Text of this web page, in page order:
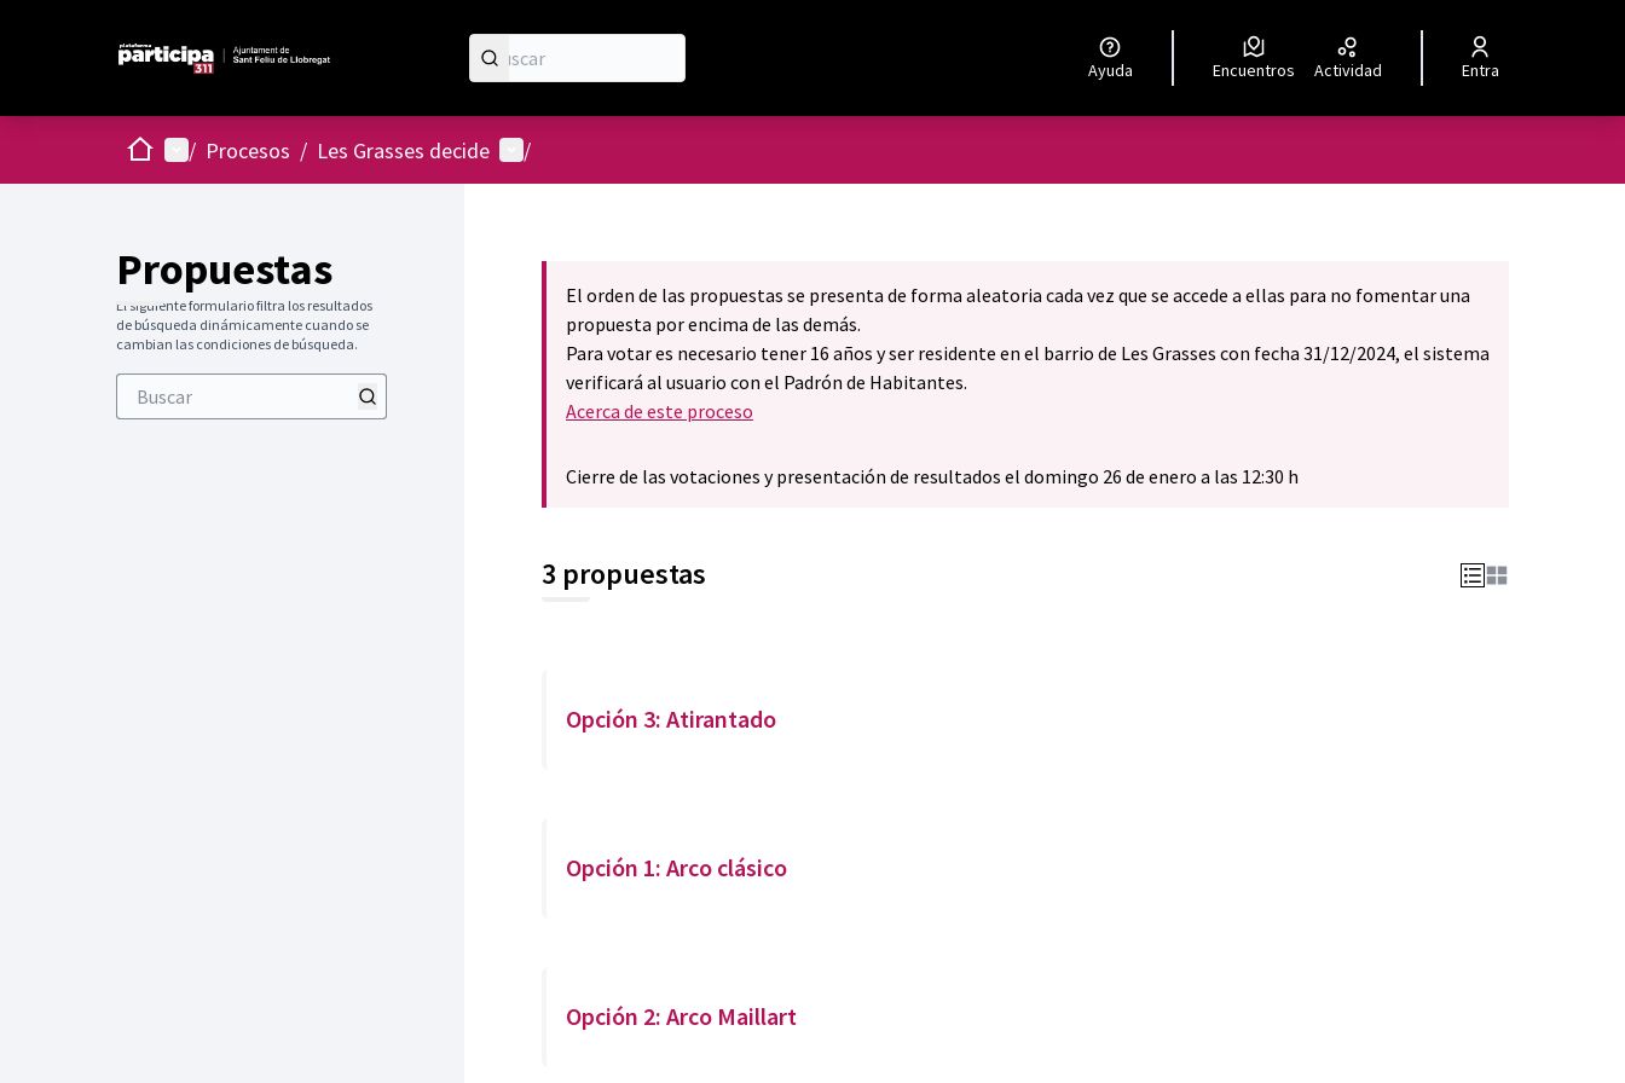
Ayuda Encuentros Actividad Entra
InicioMenú principal
/ Procesos / Les Grasses decide Menú de usuario
/
Propuestas
El siguiente formulario filtra los resultados
de búsqueda dinámicamente cuando se
cambian las condiciones de búsqueda.
El orden de las propuestas se presenta de forma aleatoria cada vez que se accede a ellas para no fomentar una
propuesta por encima de las demás.
Para votar es necesario tener 16 años y ser residente en el barrio de Les Grasses con fecha 31/12/2024, el sistema
verificará al usuario con el Padrón de Habitantes.
Acerca de este proceso
Cierre de las votaciones y presentación de resultados el domingo 26 de enero a las 12:30 h
3 propuestas
Opción 3: Atirantado
Opción 1: Arco clásico
Opción 2: Arco Maillart